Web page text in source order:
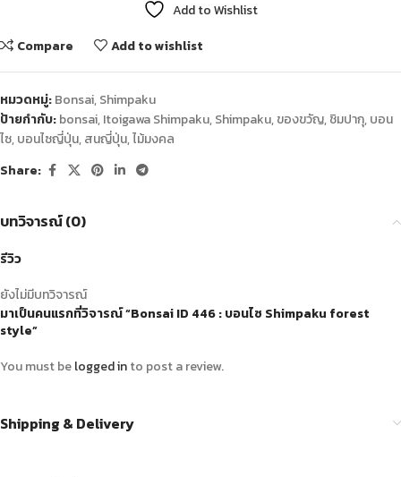
Add to Wishlist
Compare
Add to wishlist
หมวดหมู่:Bonsai,Shimpaku
ป้ายกำกับ:bonsai,Itoigawa Shimpaku,Shimpaku,ของขวัญ,ชิมปากุ,บอน
ไซ,บอนไซญี่ปุ่น,สนญี่ปุ่น,ไม้มงคล
Share:
บทวิจารณ์ (0)
รีวิว
ยังไม่มีบทวิจารณ์
มาเป็นคนแรกที่วิจารณ์ “Bonsai ID 446 : บอนไซ Shimpaku forest
style”
You must belogged into post a review.
Shipping & Delivery